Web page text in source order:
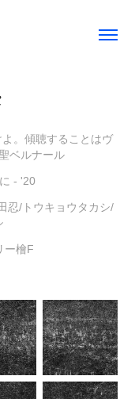
よ。傾聴することはヴ
ベルナール
- '20
忍/トウキョウタカシ/
ー檜F